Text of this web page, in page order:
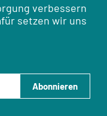
verbessern
setzen wir uns
Abonnieren